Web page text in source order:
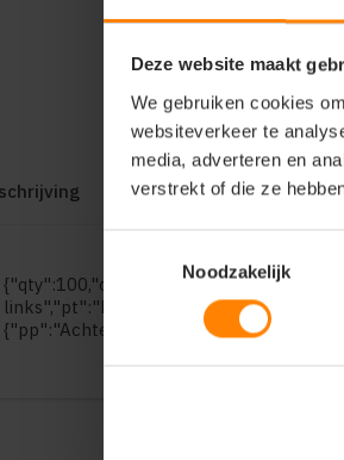
Deze website maakt
We gebruiken cookies
websiteverkeer te
media, adverteren en
verstrekt of die ze
Noodzakelijk
Reviews (0)
{"qty":100,"clr":"Royal
links","pt":"Bedrukking","ct":"E\u00e9n